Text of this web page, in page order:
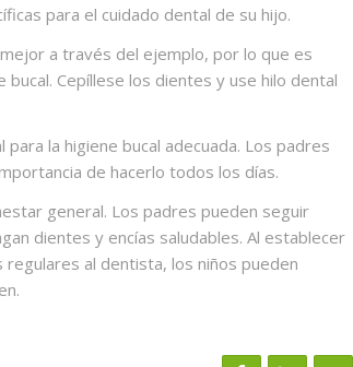
para el cuidado dental de su hijo.
a través del ejemplo, por lo que es
Cepíllese los dientes y use hilo dental
para la higiene bucal adecuada. Los padres
de hacerlo todos los días.
general. Los padres pueden seguir
dientes y encías saludables. Al establecer
al dentista, los niños pueden